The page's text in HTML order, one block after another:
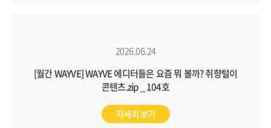
2026.06.24
[월간 WAYVE] WAYVE 에디터들은 요즘 뭐 볼까? 취향털이
콘텐츠.zip _ 104호
자세히 보기